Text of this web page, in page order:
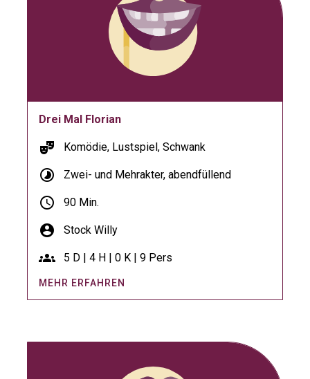
Drei Mal Florian
theater_comedy Komödie, Lustspiel, Schwank
timelapse Zwei- und Mehrakter, abendfüllend
schedule 90 Min.
account_circle Stock Willy
groups 5 D | 4 H | 0 K | 9 Pers
MEHR ERFAHREN